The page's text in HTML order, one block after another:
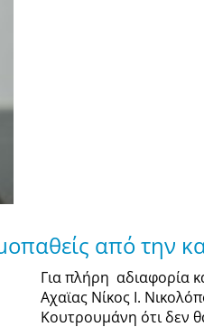
από την
Για πλήρη αδιαφορία
Αχαϊας Νίκος Ι.
Κουτρουμάνη ότι δεν